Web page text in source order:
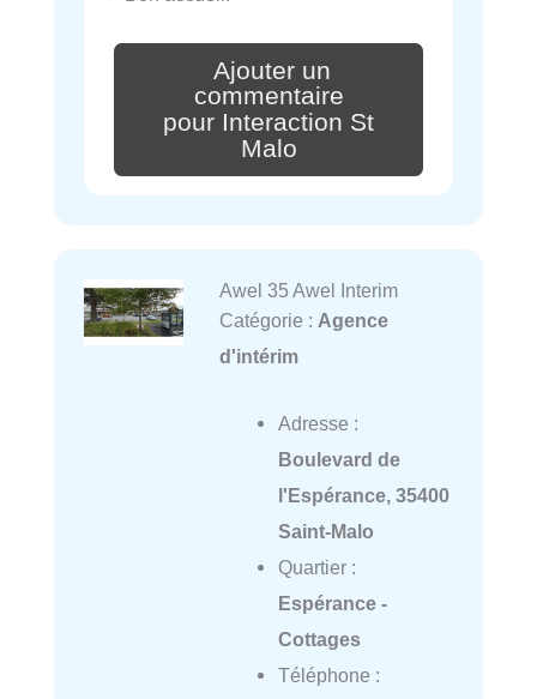
Ajouter un
commentaire
pour Interaction St
Malo
Awel 35 Awel Interim
Catégorie : Agence
d'intérim
Adresse :
Boulevard de
l'Espérance, 35400
Saint-Malo
Quartier :
Espérance -
Cottages
Téléphone :